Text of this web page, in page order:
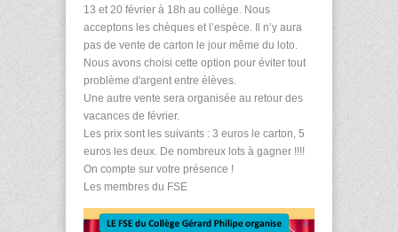
13 et 20 février à 18h au collège. Nous
acceptons les chèques et l’espèce. Il n’y aura
pas de vente de carton le jour même du loto.
Nous avons choisi cette option pour éviter tout
problème d'argent entre élèves.
Une autre vente sera organisée au retour des
vacances de février.
Les prix sont les suivants : 3 euros le carton, 5
euros les deux. De nombreux lots à gagner !!!!
On compte sur votre présence !
Les membres du FSE